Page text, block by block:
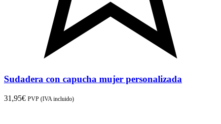
Sudadera con capucha mujer personalizada
31,95€ PVP (IVA incluido)